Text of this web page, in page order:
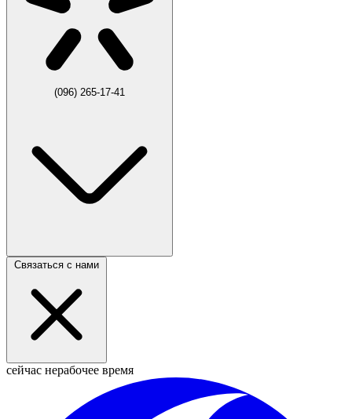
(096) 265-17-41
Связаться с нами
сейчас нерабочее время